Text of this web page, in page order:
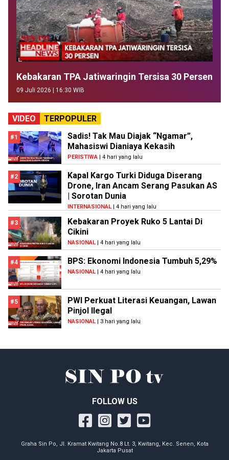
Kebakaran TPA Jatiwaringin Tersisa 30 Persen
09 Juli 2026 | 16:30 WIB
VIDEO TERPOPULER
#1
Sadis! Tak Mau Diajak “Ngamar”,
Mahasiswi Dianiaya Kekasih
PERISTIWA | 4 hari yang lalu
#2
Kapal Kargo Turki Diduga Diserang
Drone, Iran Ancam Serang Pasukan AS
| Sorotan Dunia
INTERNASIONAL | 4 hari yang lalu
#3
Kebakaran Proyek Ruko 5 Lantai Di
Cikini
NASIONAL | 4 hari yang lalu
#4 BPS: Ekonomi Indonesia Tumbuh 5,29%
NASIONAL | 4 hari yang lalu
#5
PWI Perkuat Literasi Keuangan, Lawan
Pinjol Ilegal
NASIONAL | 3 hari yang lalu
FOLLOW US
Graha Sin Po, Jl. Kramat Kwitang No.8 Lt. 3, Kwitang, Kec. Senen, Kota
Jakarta Pusat